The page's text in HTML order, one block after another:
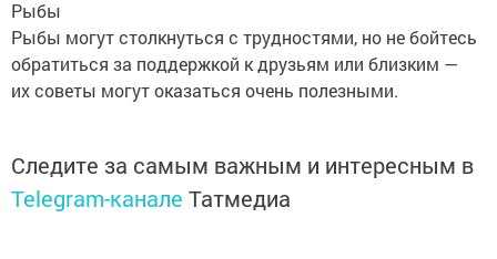
Рыбы
Рыбы могут столкнуться с трудностями, но не бойтесь
обратиться за поддержкой к друзьям или близким —
их советы могут оказаться очень полезными.
Следите за самым важным и интересным в
Telegram-канале Татмедиа